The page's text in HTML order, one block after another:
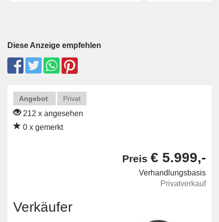
Diese Anzeige empfehlen
Angebot Privat
212 x angesehen
0 x gemerkt
Preis € 5.999,-
Verhandlungsbasis
Privatverkauf
Verkäufer